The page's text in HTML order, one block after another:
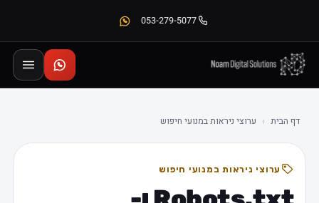
053-279-5077
הבית › ערוצי ניראות במנועי חיפוש
ערוצי ניראות במנועי חיפוש